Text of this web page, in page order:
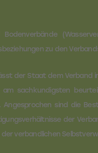
zu den
der Staat dem Verband
am sachkundigsten
Angesprochen sind die
der
verbandlichen